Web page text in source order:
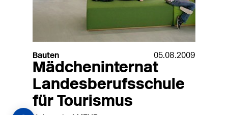
Bauten 05.08.2009
Mädcheninternat
Landesberufsschule
für Tourismus